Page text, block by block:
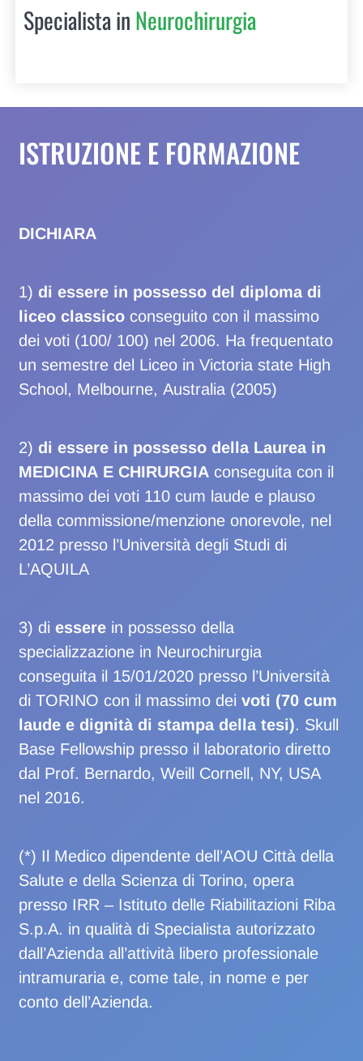
Specialista inNeurochirurgia
ISTRUZIONE E FORMAZIONE
DICHIARA
1) di essere in possesso del diploma di
liceo classico conseguito con il massimo
dei voti (100/ 100) nel 2006. Ha frequentato
un semestre del Liceo in Victoria state High
School, Melbourne, Australia (2005)
2) di essere in possesso della Laurea in
MEDICINA E CHIRURGIA conseguita con il
massimo dei voti 110 cum laude e plauso
della commissione/menzione onorevole, nel
2012 presso l’Università degli Studi di
L’AQUILA
3) diessere in possesso della
specializzazione in Neurochirurgia
conseguita il 15/01/2020 presso l’Università
di TORINO con il massimo deivoti (70 cum
laude e dignità di stampa della tesi). Skull
Base Fellowship presso il laboratorio diretto
dal Prof. Bernardo, Weill Cornell, NY, USA
nel 2016.
(*) Il Medico dipendente dell’AOU Città della
Salute e della Scienza di Torino, opera
presso IRR – Istituto delle Riabilitazioni Riba
S.p.A. in qualità di Specialista autorizzato
dall’Azienda all’attività libero professionale
intramuraria e, come tale, in nome e per
conto dell’Azienda.